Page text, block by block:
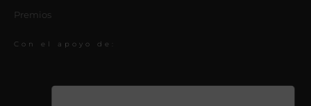
Premios
Con el apoyo de: